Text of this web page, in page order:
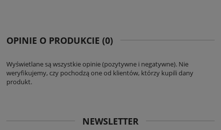
OPINIE O PRODUKCIE (0)
Wyświetlane są wszystkie opinie (pozytywne i negatywne). Nie
weryfikujemy, czy pochodzą one od klientów, którzy kupili dany
produkt.
NEWSLETTER